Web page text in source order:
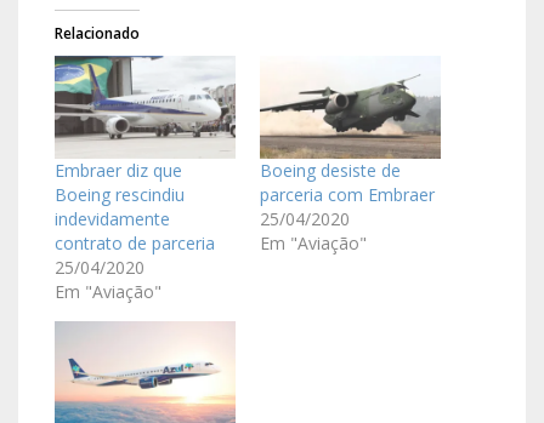
Relacionado
Embraer diz que
Boeing rescindiu
indevidamente
contrato de parceria
25/04/2020
Em "Aviação"
Boeing desiste de
parceria com Embraer
25/04/2020
Em "Aviação"